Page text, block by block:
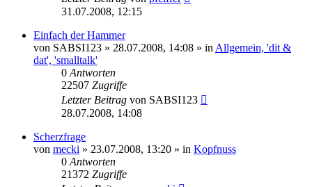
31.07.2008, 12:15
Einfach der Hammer
von SABSI123 » 28.07.2008, 14:08 » in Allgemein, 'dit &
dat', 'smalltalk'
0 Antworten
22507 Zugriffe
Letzter Beitrag von SABSI123
28.07.2008, 14:08
Scherzfrage
von mecki » 23.07.2008, 13:20 » in Kopfnuss
0 Antworten
21372 Zugriffe